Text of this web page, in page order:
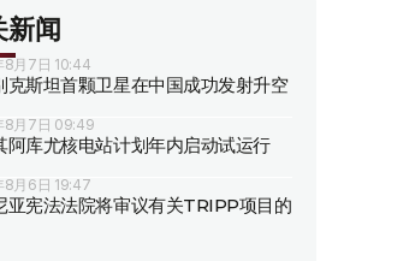
新闻
8月7日 10:44
克斯坦首颗卫星在中国成功发射升空
8月7日 09:49
阿库尤核电站计划年内启动试运行
8月6日 19:47
亚宪法法院将审议有关TRIPP项目的